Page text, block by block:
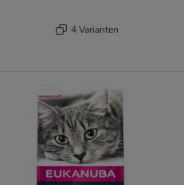
4 Varianten